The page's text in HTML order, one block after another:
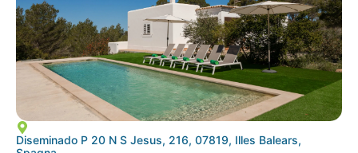
Diseminado P 20 N S Jesus, 216, 07819, Illes Balears,